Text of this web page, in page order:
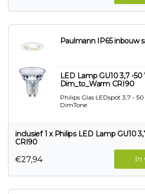
Paulmann IP65 inbouw
LED Lamp GU10 3,7 -
Dim_to_Warm CRI90
Philips Glas LEDspot 3,7 -
DimTone
inclusief 1 x Philips LED Lamp GU10
CRI90
In
€27,94